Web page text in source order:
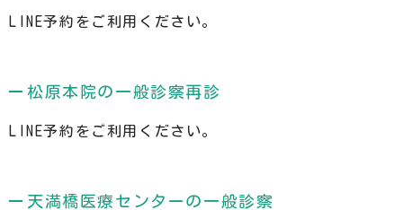
LINE予約をご利用ください。
松原本院の一般診察再診
LINE予約をご利用ください。
天満橋医療センターの一般診察